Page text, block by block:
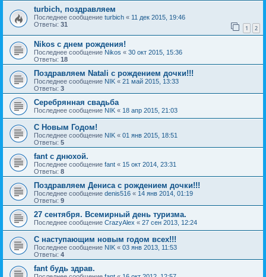
turbich, поздравляем
Последнее сообщение turbich « 11 дек 2015, 19:46
Ответы: 31 1 2
Nikos с днем рождения!
Последнее сообщение Nikos « 30 окт 2015, 15:36
Ответы: 18
Поздравляем Natali c рождением дочки!!!
Последнее сообщение NIK « 21 май 2015, 13:33
Ответы: 3
Серебрянная свадьба
Последнее сообщение NIK « 18 апр 2015, 21:03
C Новым Годом!
Последнее сообщение NIK « 01 янв 2015, 18:51
Ответы: 5
fant с днюхой.
Последнее сообщение fant « 15 окт 2014, 23:31
Ответы: 8
Поздравляем Дениса с рождением дочки!!!
Последнее сообщение denis516 « 14 янв 2014, 01:19
Ответы: 9
27 сентября. Всемирный день туризма.
Последнее сообщение CrazyAlex « 27 сен 2013, 12:24
С наступающим новым годом всех!!!
Последнее сообщение NIK « 03 янв 2013, 11:53
Ответы: 4
fant будь здрав.